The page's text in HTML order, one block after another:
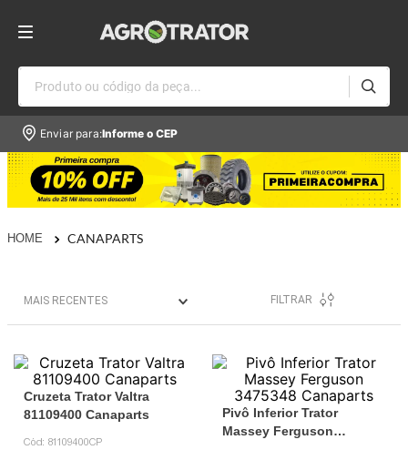
Produto ou código da peça...
Enviar para:Informe o CEP
CANAPARTS
MAIS RECENTES FILTRAR
Cruzeta Trator Valtra
81109400 Canaparts
Cód: 81109400CP
Pivô Inferior Trator
Massey Ferguson